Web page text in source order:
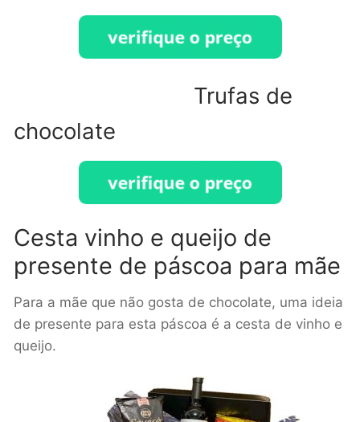
Trufas de
chocolate
Cesta vinho e queijo de
presente de páscoa para mãe
Para a mãe que não gosta de chocolate, uma ideia
de presente para esta páscoa é a cesta de vinho e
queijo.